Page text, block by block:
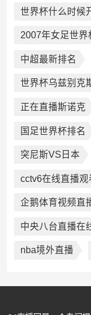
世界杯什么时候
2007年女足世界
中超最新排名
世界杯乌兹别克
正在直播斯诺克
国足世界杯排名
突尼斯VS日本
cctv6在线直播
企鹅体育视频直
中央八台直播在
nba境外直播